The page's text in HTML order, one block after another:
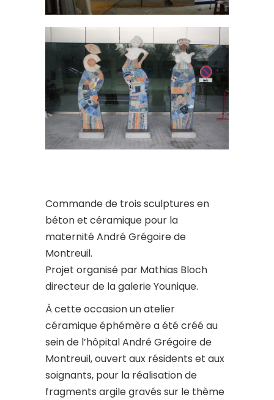
Commande de trois sculptures en
béton et céramique pour la
maternité André Grégoire de
Montreuil.
Projet organisé par Mathias Bloch
directeur de la galerie Younique.
À cette occasion un atelier
céramique éphémère a été créé au
sein de l’hôpital André Grégoire de
Montreuil, ouvert aux résidents et aux
soignants, pour la réalisation de
fragments argile gravés sur le thème